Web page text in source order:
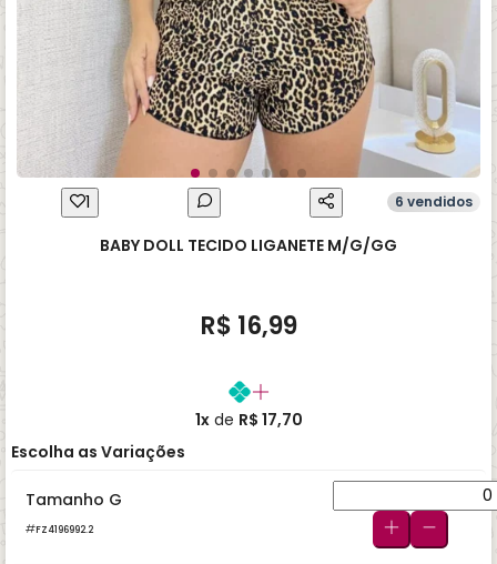
1 6 vendidos
BABY DOLL TECIDO LIGANETE M/G/GG
R$ 16,99
1xde R$ 17,70
Escolha as Variações
Tamanho G
FZ4196992.2